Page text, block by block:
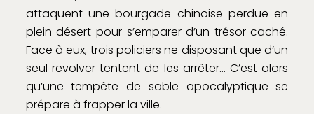
attaquent une bourgade chinoise perdue en
plein désert pour s’emparer d’un trésor caché.
Face à eux, trois policiers ne disposant que d’un
seul revolver tentent de les arrêter… C’est alors
qu’une tempête de sable apocalyptique se
prépare à frapper la ville.